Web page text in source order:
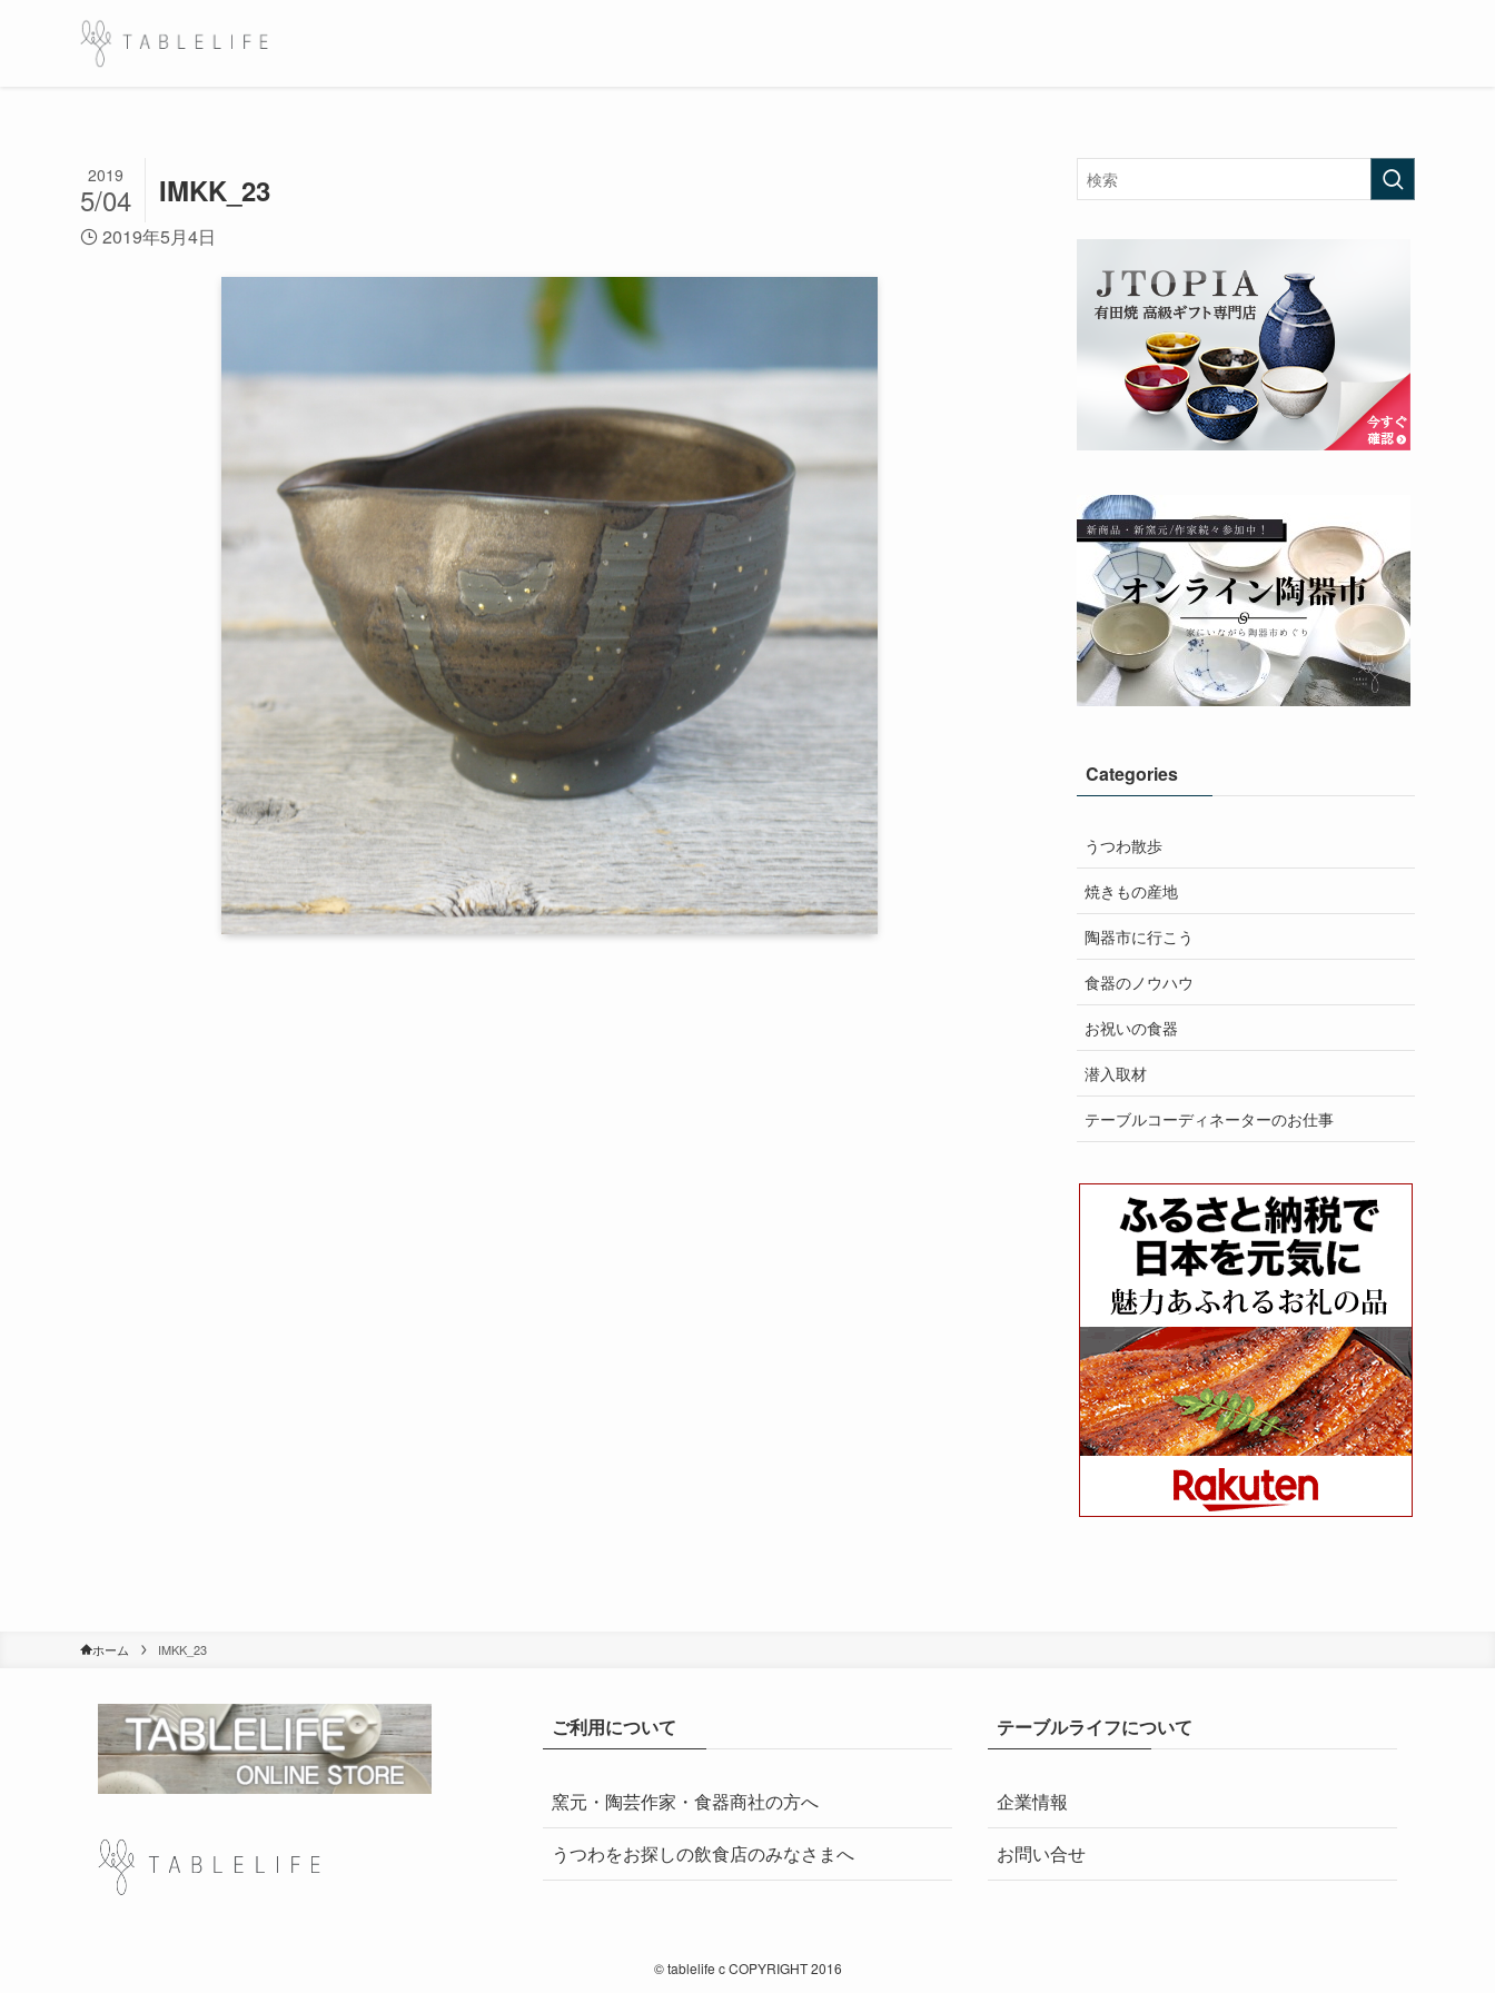
IMKK_23
2019
5/04
2019年5月4日
Categories
うつわ散歩
焼きもの産地
陶器市に行こう
食器のノウハウ
お祝いの食器
潜入取材
テーブルコーディネーターのお仕事
ホーム IMKK_23
ご利用について
窯元・陶芸作家・食器商社の方へ
うつわをお探しの飲食店のみなさまへ
テーブルライフについて
企業情報
お問い合せ
©tablelife c COPYRIGHT 2016